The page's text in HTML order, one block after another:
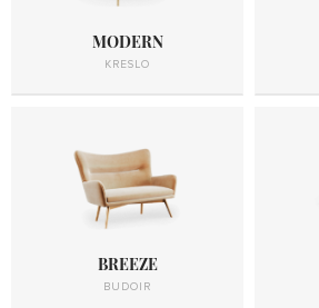
MODERN
KRESLO
BREEZE
BUDOIR